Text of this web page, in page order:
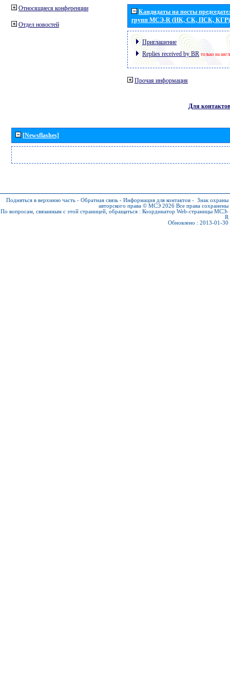
Относящиеся конференции
Отдел новостей
Кандидаты на посты
групп МСЭ-R (ИК, СК, ПСК, КГР)
Приглашение
Replies received by BR только на
Прочая информация
Для контактов
[Newsflashes]
Подняться в верхнюю часть - Обратная связь - Информация для контактов - Знак охраны
авторского права © МСЭ 2026 Все права сохранены
По вопросам, связанным с этой страницей, обращаться : Координатор Web-страницы МСЭ-
R
Обновлено : 2013-01-30